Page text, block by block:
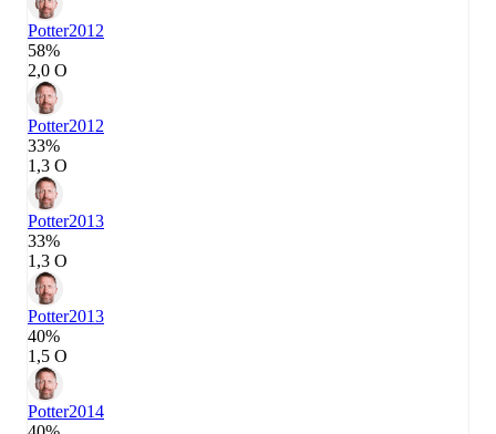
Potter2012
58%
2,0 О
Potter2012
33%
1,3 О
Potter2013
33%
1,3 О
Potter2013
40%
1,5 О
Potter2014